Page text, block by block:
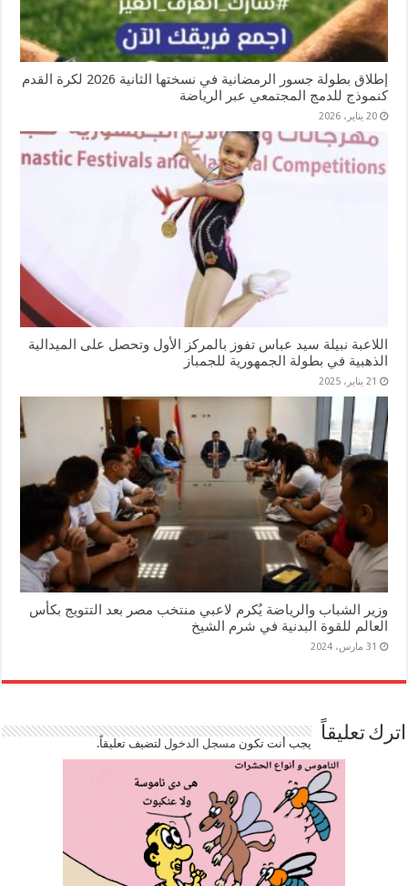
إطلاق بطولة جسور الرمضانية في نسختها الثانية 2026 لكرة القدم
كنموذج للدمج المجتمعي عبر الرياضة
20 يناير، 2026
اللاعبة نبيلة سيد عباس تفوز بالمركز الأول وتحصل على الميدالية
الذهبية في بطولة الجمهورية للجمباز
21 يناير، 2025
وزير الشباب والرياضة يُكرم لاعبي منتخب مصر بعد التتويج بكأس
العالم للقوة البدنية في شرم الشيخ
31 مارس، 2024
اترك تعليقاً يجب أنت تكون مسجل الدخوللتضيف تعليقاً.